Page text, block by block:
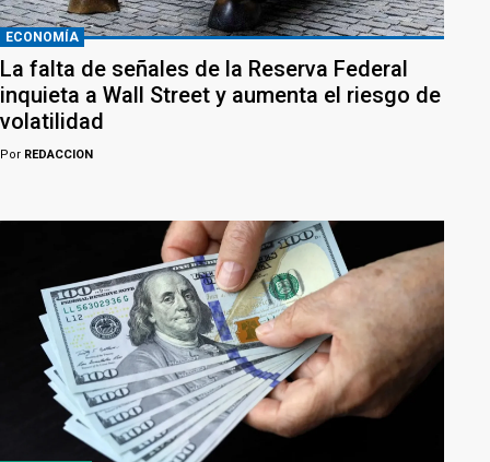
ECONOMÍA
La falta de señales de la Reserva Federal
inquieta a Wall Street y aumenta el riesgo de
volatilidad
Por REDACCION